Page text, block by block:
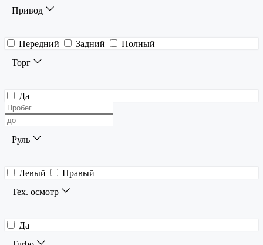
Привод
Передний Задний
Полный
Торг
Да
Руль
Левый
Правый
Тех. осмотр
Да